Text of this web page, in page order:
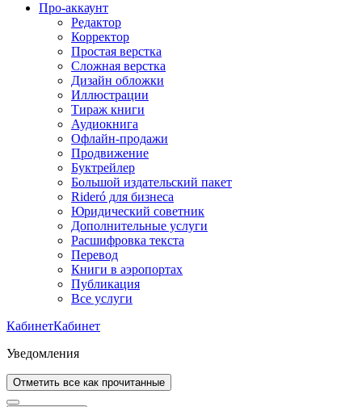
Про-аккаунт
Редактор
Корректор
Простая верстка
Сложная верстка
Дизайн обложки
Иллюстрации
Тираж книги
Аудиокнига
Офлайн-продажи
Продвижение
Буктрейлер
Большой издательский пакет
Rideró для бизнеса
Юридический советник
Дополнительные услуги
Расшифровка текста
Перевод
Книги в аэропортах
Публикация
Все услуги
КабинетКабинет
Уведомления
Отметить все как прочитанные